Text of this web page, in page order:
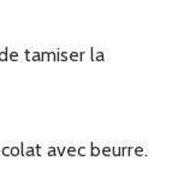
avec beurre.